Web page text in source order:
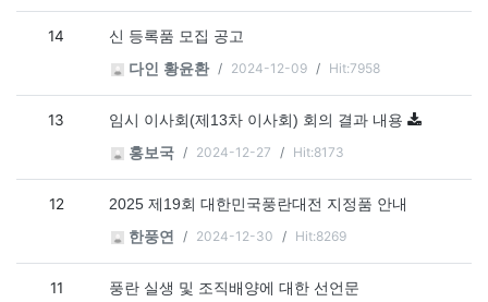
14
신 등록품 모집 공고
다인 황윤환
2024-12-09 Hit:7958
13
임시 이사회(제13차 이사회) 회의 결과 내용
홍보국
2024-12-27 Hit:8173
12
2025 제19회 대한민국풍란대전 지정품 안내
한풍연
2024-12-30 Hit:8269
11
풍란 실생 및 조직배양에 대한 선언문